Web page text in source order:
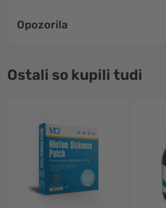
Opozorila
Ostali so kupili tudi